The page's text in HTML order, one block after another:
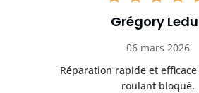
Grégory
06 mars 2026
Réparation rapide et
roulant bloqué.